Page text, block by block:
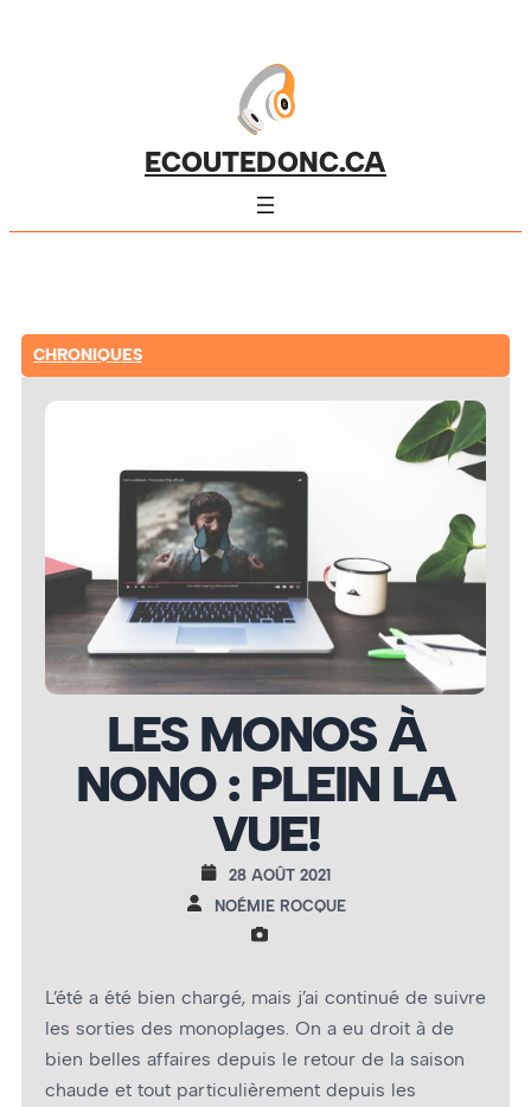
ECOUTEDONC.CA
CHRONIQUES
LES MONOS À
NONO : PLEIN LA
VUE!
28 AOÛT 2021
NOÉMIE ROCQUE
L’été a été bien chargé, mais j’ai continué de suivre
les sorties des monoplages. On a eu droit à de
bien belles affaires depuis le retour de la saison
chaude et tout particulièrement depuis les